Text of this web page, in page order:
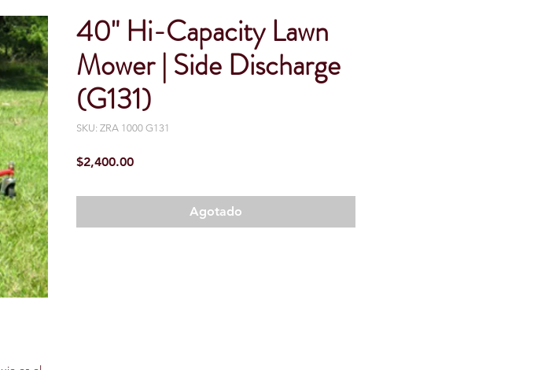
40" Hi-Capacity Lawn
Mower | Side Discharge
(G131)
SKU: ZRA 1000 G131
$2,400.00Precio
Agotado